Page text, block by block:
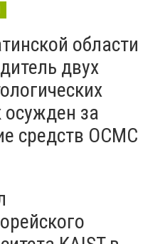
области
области
двух
осужден за
средств ОСМС